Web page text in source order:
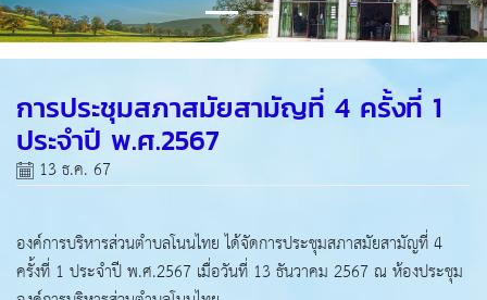
การประชุมสภาสมัยสามัญที่ 4 ครั้งที่ 1
ประจำปี พ.ศ.2567
13 ธ.ค. 67
องค์การบริหารส่วนตำบลโนนไทย ได้จัดการประชุมสภาสมัยสามัญที่ 4
ครั้งที่ 1 ประจำปี พ.ศ.2567 เมื่อวันที่ 13 ธันวาคม 2567 ณ ห้องประชุม